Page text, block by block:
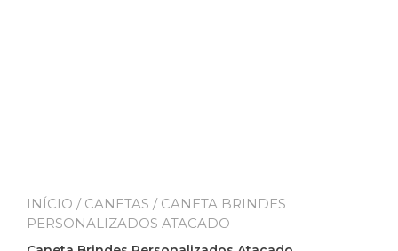
INÍCIO / CANETAS / CANETA BRINDES
PERSONALIZADOS ATACADO